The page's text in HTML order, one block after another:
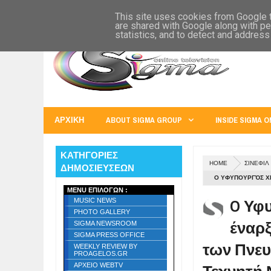
EUROPE U.S.A. AUSTRALIA
ΑΡΧΙΚΗ ABOUT SIGMA GROUP INSIDE SIGMA
HOME ΣΙΝΕΦΙΛ
O ΥΦΥΠΟΥΡΓΌΣ
ΚΟΡΙΝΘΟΥ ΓΙΑ
O
των
ΚΑΤΗΓΟΡΙΕΣ
ΔΗΜΟΣΙΕΥΣΕΩΝ
MENU ΕΠΙΛΟΓΩΝ :
MUSIC NEWS
PHOTO GALLERY
SIGMA NEWSROOM
SIGMA PRESS OFFICE
WEEKLY REVIEW BY
PROAGELOS.GR
ΑΡΧΕΙΟ WEBTV
This site uses cookies from Google
are shared with Google along with
statistics, and to detect and address